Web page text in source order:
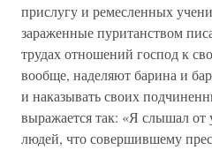
прислугу и ремесленных
зараженные пуританством
трудах отношений господ к
вообще, наделяют барина и
и наказывать своих
выражается так: «Я слышал
людей, что совершившему